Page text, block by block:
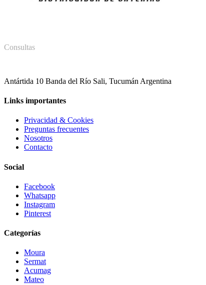
Consultas
Antártida 10 Banda del Río Sali, Tucumán Argentina
Links importantes
Privacidad & Cookies
Preguntas frecuentes
Nosotros
Contacto
Social
Facebook
Whatsapp
Instagram
Pinterest
Categorías
Moura
Sermat
Acumag
Mateo